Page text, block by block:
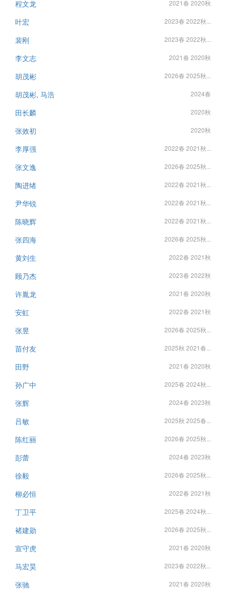
程文龙 2021春 2020秋
叶宏 2023春 2022秋...
裴刚 2023春 2022秋...
李文志 2021春 2020秋
胡茂彬 2026春 2025秋...
胡茂彬, 马浩 2024春
田长麟 2020秋
张效初 2020秋
李厚强 2022春 2021秋...
张文逸 2026春 2025秋...
陶进绪 2022春 2021秋...
尹华锐 2022春 2021秋...
陈晓辉 2022春 2021秋...
张四海 2026春 2025秋...
黄刘生 2022春 2021秋
顾乃杰 2023春 2022秋
许胤龙 2021春 2020秋
安虹 2022春 2021秋
张昱 2026春 2025秋...
苗付友 2025秋 2021春...
田野 2021春 2020秋
孙广中 2025春 2024秋...
张辉 2024春 2023秋
吕敏 2025秋 2025春...
陈红丽 2026春 2025秋...
彭蕾 2024春 2023秋
徐毅 2026春 2025秋...
柳必恒 2022春 2021秋
丁卫平 2025春 2024秋...
褚建勋 2026春 2025秋...
宣守虎 2021春 2020秋
马宏昊 2023春 2022秋...
张驰 2021春 2020秋